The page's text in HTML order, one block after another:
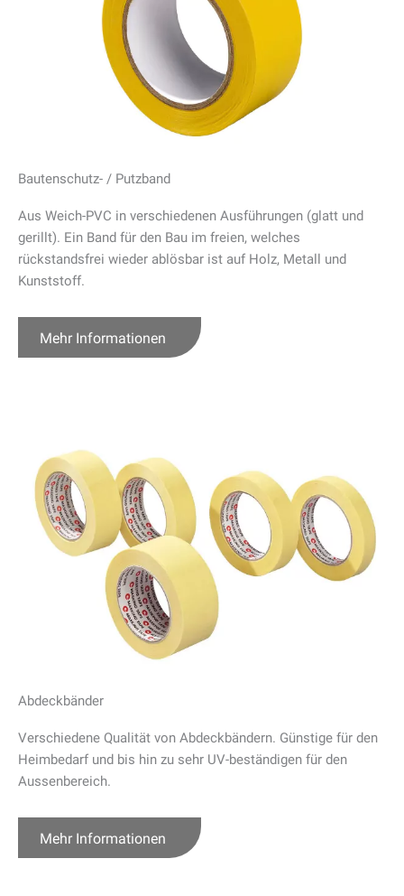
Bautenschutz- / Putzband
Aus Weich-PVC in verschiedenen Ausführungen (glatt und
gerillt). Ein Band für den Bau im freien, welches
rückstandsfrei wieder ablösbar ist auf Holz, Metall und
Kunststoff.
Mehr Informationen
Abdeckbänder
Verschiedene Qualität von Abdeckbändern. Günstige für den
Heimbedarf und bis hin zu sehr UV-beständigen für den
Aussenbereich.
Mehr Informationen